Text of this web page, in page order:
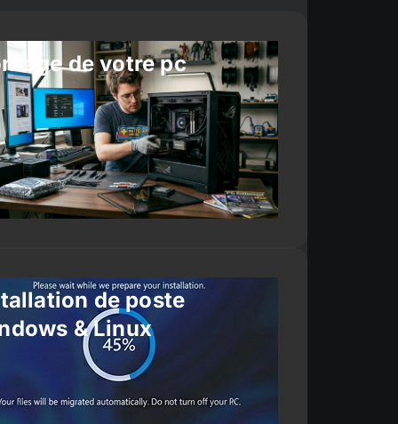
de votre pc
de poste
& Linux